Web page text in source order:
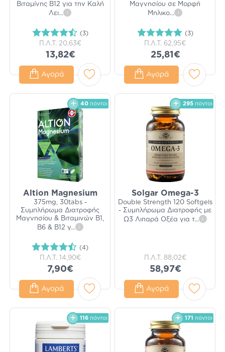
Βιταμίνης Β12 για την Καλή
Λει... i
(3)
Π.Λ.Τ. 20,63€
13,82€
Αγορά
Μαγνησίου σε Μορφή
Μηλικο... i
(3)
Π.Λ.Τ. 62,95€
25,81€
Αγορά
40 πόντοι
Altion Magnesium
375mg, 30tabs -
Συμπλήρωμα Διατροφής
Μαγνησίου & Βιταμινών Β1,
Β6 & Β12 γ... i
(4)
Π.Λ.Τ. 14,90€
7,90€
Αγορά
295 πόντοι
Solgar Omega-3
Double Strength 120 Softgels
- Συμπλήρωμα Διατροφής με
Ω3 Λιπαρά Οξέα για τ... i
Π.Λ.Τ. 88,02€
58,97€
Αγορά
116 πόντοι 171 πόντοι